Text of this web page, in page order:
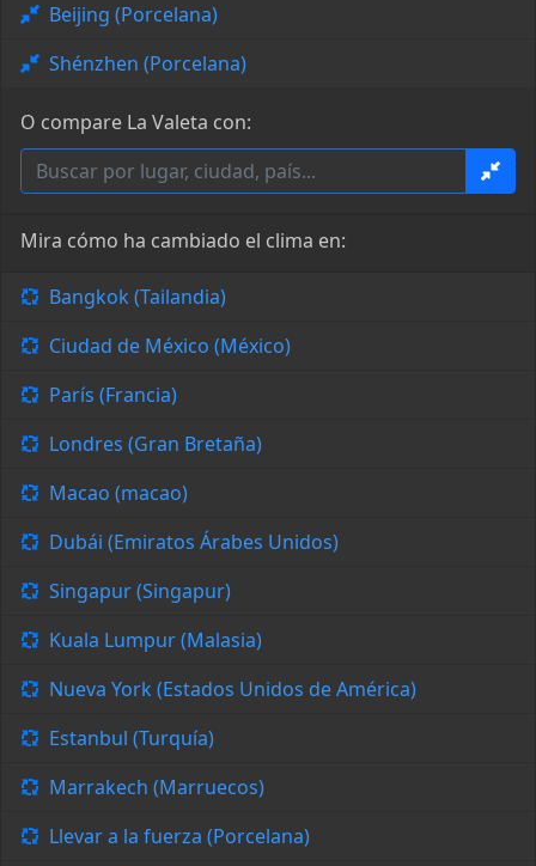
Beijing (Porcelana)
Shénzhen (Porcelana)
O compare La Valeta con:
Mira cómo ha cambiado el clima en:
Bangkok (Tailandia)
Ciudad de México (México)
París (Francia)
Londres (Gran Bretaña)
Macao (macao)
Dubái (Emiratos Árabes Unidos)
Singapur (Singapur)
Kuala Lumpur (Malasia)
Nueva York (Estados Unidos de América)
Estanbul (Turquía)
Marrakech (Marruecos)
Llevar a la fuerza (Porcelana)